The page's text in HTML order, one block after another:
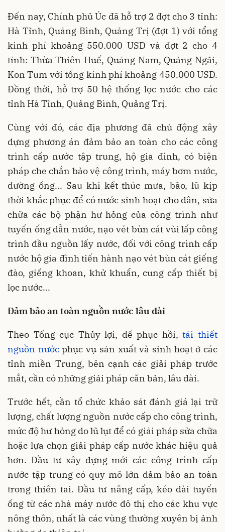
Đến nay, Chính phủ Úc đã hỗ trợ 2 đợt cho 3 tỉnh:
Hà Tĩnh, Quảng Bình, Quảng Trị (đợt 1) với tổng
kinh phí khoảng 550.000 USD và đợt 2 cho 4
tỉnh: Thừa Thiên Huế, Quảng Nam, Quảng Ngãi,
Kon Tum với tổng kinh phí khoảng 450.000 USD.
Đồng thời, hỗ trợ 50 hệ thống lọc nước cho các
tỉnh Hà Tĩnh, Quảng Bình, Quảng Trị.
Cùng với đó, các địa phương đã chủ động xây
dựng phương án đảm bảo an toàn cho các công
trình cấp nước tập trung, hộ gia đình, có biện
pháp che chắn bảo vệ công trình, máy bơm nước,
đường ống... Sau khi kết thúc mưa, bão, lũ kịp
thời khắc phục để có nước sinh hoạt cho dân, sửa
chữa các bộ phận hư hỏng của công trình như
tuyến ống dẫn nước, nạo vét bùn cát vùi lấp công
trình đầu nguồn lấy nước, đối với công trình cấp
nước hộ gia đình tiến hành nạo vét bùn cát giếng
đào, giếng khoan, khử khuẩn, cung cấp thiết bị
lọc nước...
Đảm bảo an toàn nguồn nước lâu dài
Theo Tổng cục Thủy lợi, để phục hồi,tái thiết
nguồn nướcphục vụ sản xuất và sinh hoạt ở các
tỉnh miền Trung, bên cạnh các giải pháp trước
mắt, cần có những giải pháp căn bản, lâu dài.
Trước hết, cần tổ chức khảo sát đánh giá lại trữ
lượng, chất lượng nguồn nước cấp cho công trình,
mức độ hư hỏng do lũ lụt để có giải pháp sửa chữa
hoặc lựa chọn giải pháp cấp nước khác hiệu quả
hơn. Đầu tư xây dựng mới các công trình cấp
nước tập trung có quy mô lớn đảm bảo an toàn
trong thiên tai. Đầu tư nâng cấp, kéo dài tuyến
ống từ các nhà máy nước đô thị cho các khu vực
nông thôn, nhất là các vùng thường xuyên bị ảnh